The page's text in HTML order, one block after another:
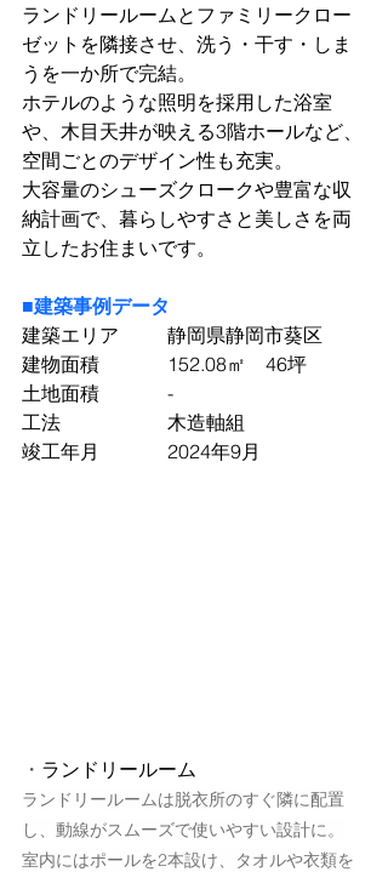
ランドリールームとファミリークロー
ゼットを隣接させ、洗う・干す・しま
うを一か所で完結。
ホテルのような照明を採用した浴室
や、木目天井が映える3階ホールなど、
空間ごとのデザイン性も充実。
大容量のシューズクロークや豊富な収
納計画で、暮らしやすさと美しさを両
立したお住まいです。
■建築事例データ
建築エリア	静岡県静岡市葵区
建物面積		152.08㎡　46坪
土地面積		-
工法			木造軸組
竣工年月		2024年9月
・ ランドリールーム
ランドリールームは脱衣所のすぐ隣に配置
し、動線がスムーズで使いやすい設計に。
室内にはポールを2本設け、タオルや衣類を